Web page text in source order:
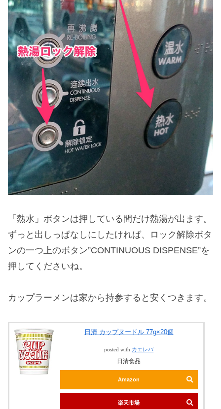
「熱水」ボタンは押している間だけ熱湯が出ます。
ずっと出しっぱなしにしたければ、ロック解除ボタ
ンの一つ上のボタン”CONTINUOUS DISPENSE”を
押してくださいね。
カップラーメンは家から持参すると安くつきます。
日清 カップヌードル 77g×20個
posted with カエレバ
日清食品
Amazon
楽天市場